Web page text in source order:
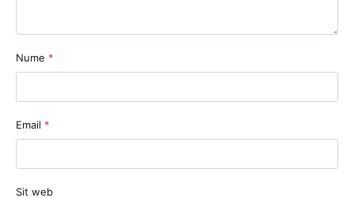
Nume *
Email *
Sit web